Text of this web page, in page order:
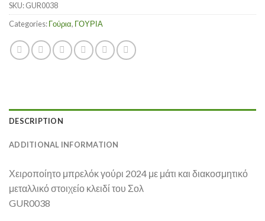
SKU:GUR0038
Categories:Γούρια, ΓΟΥΡΙΑ
DESCRIPTION
ADDITIONAL INFORMATION
Χειροποίητο μπρελόκ γούρι 2024 με μάτι και διακοσμητικό
μεταλλικό στοιχείο κλειδί του Σολ
GUR0038